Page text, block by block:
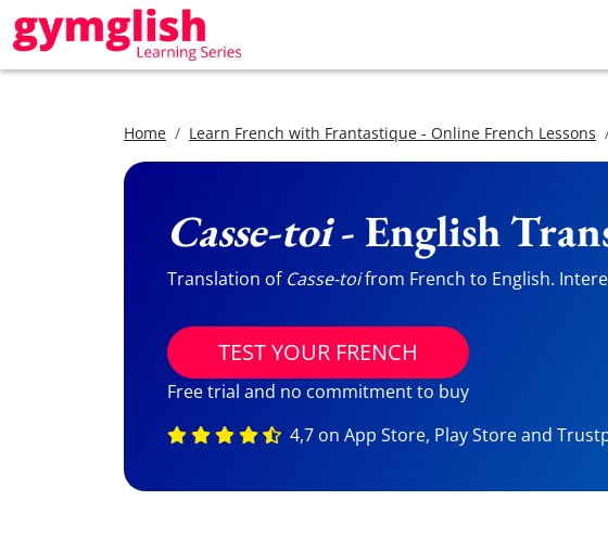
Home Learn French with Frantastique - Online French Lessons
Casse-toi- English
Translation of Casse-toifrom French to English.
TEST YOUR FRENCH
Free trial and no commitment to buy
4,7 on App Store, Play Store and